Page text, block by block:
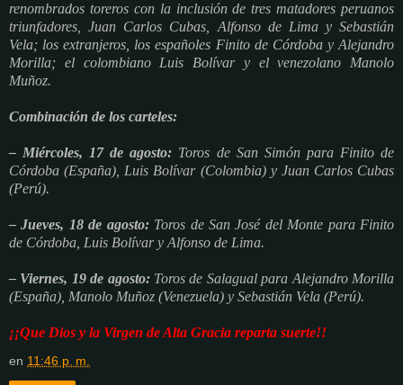
renombrados toreros con la inclusión de tres matadores peruanos
triunfadores, Juan Carlos Cubas, Alfonso de Lima y Sebastián
Vela; los extranjeros, los españoles Finito de Córdoba y Alejandro
Morilla; el colombiano Luis Bolívar y el venezolano Manolo
Muñoz.
Combinación de los carteles:
– Miércoles, 17 de agosto: Toros de San Simón para Finito de
Córdoba (España), Luis Bolívar (Colombia) y Juan Carlos Cubas
(Perú).
– Jueves, 18 de agosto:Toros de San José del Monte para Finito
de Córdoba, Luis Bolívar y Alfonso de Lima.
– Viernes, 19 de agosto:Toros de Salagual para Alejandro Morilla
(España), Manolo Muñoz (Venezuela) y Sebastián Vela (Perú).
¡¡Que Dios y la Virgen de Alta Gracia reparta suerte!!
en 11:46 p. m.